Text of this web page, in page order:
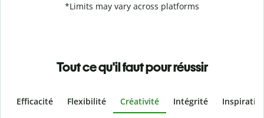
*Limits may vary across platforms
Tout ce qu'il faut pour réussir
Efficacité Flexibilité Créativité Intégrité